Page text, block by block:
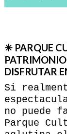
✳ PARQUE
DISFRUTAR
Si
no puede
Parque